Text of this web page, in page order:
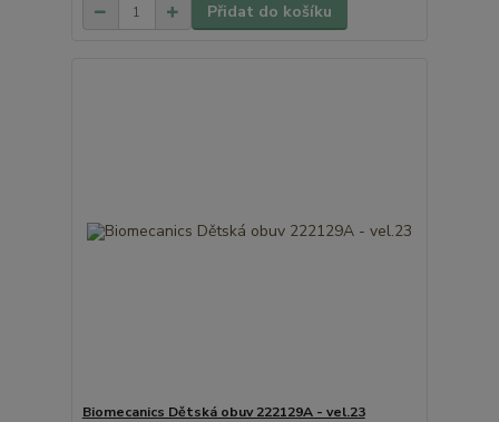
Přidat do košíku
Biomecanics Dětská obuv 222129A - vel.23